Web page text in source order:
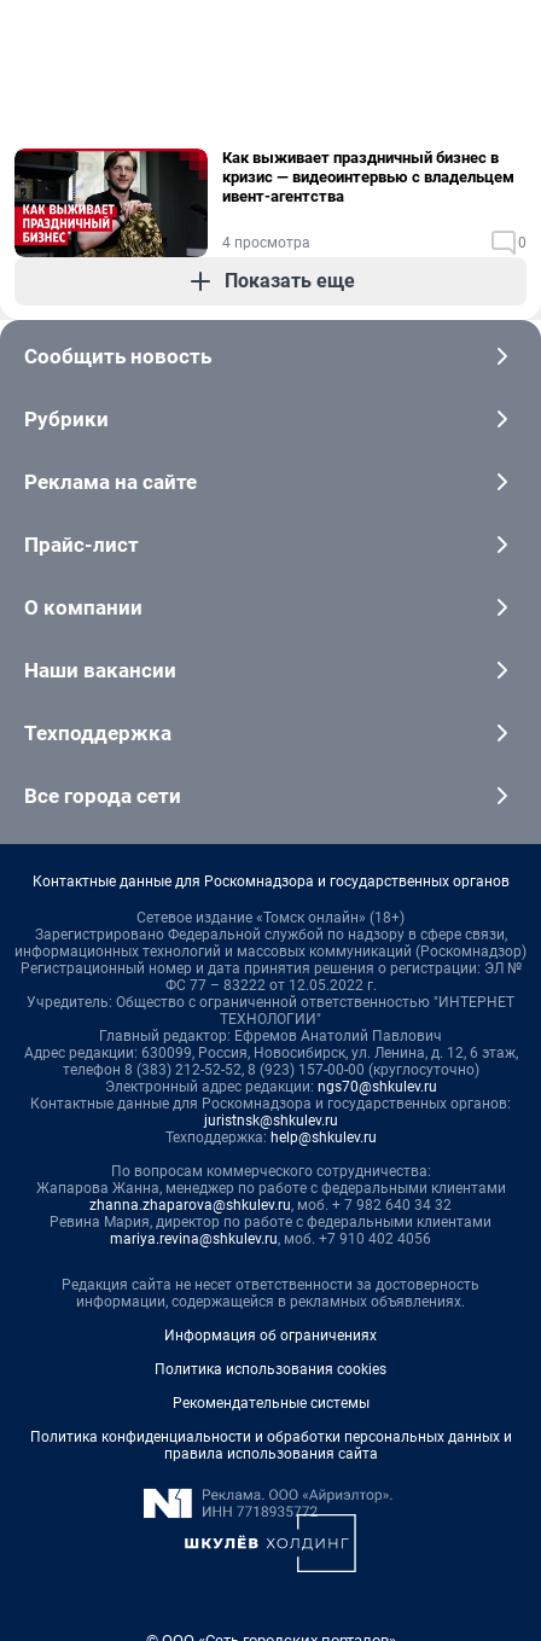
Как выживает праздничный бизнес в
кризис — видеоинтервью с владельцем
ивент-агентства
4 просмотра 0
Показать еще
Сообщить новость
Рубрики
Реклама на сайте
Прайс-лист
О компании
Наши вакансии
Техподдержка
Все города сети
Контактные данные для Роскомнадзора и государственных органов
Сетевое издание «Томск онлайн» (18+)
Зарегистрировано Федеральной службой по надзору в сфере связи,
информационных технологий и массовых коммуникаций (Роскомнадзор)
Регистрационный номер и дата принятия решения о регистрации: ЭЛ №
ФС 77 – 83222 от 12.05.2022 г.
Учредитель: Общество с ограниченной ответственностью "ИНТЕРНЕТ
ТЕХНОЛОГИИ"
Главный редактор: Ефремов Анатолий Павлович
Адрес редакции: 630099, Россия, Новосибирск, ул. Ленина, д. 12, 6 этаж,
телефон 8 (383) 212-52-52, 8 (923) 157-00-00 (круглосуточно)
Электронный адрес редакции: ngs70@shkulev.ru
Контактные данные для Роскомнадзора и государственных органов:
juristnsk@shkulev.ru
Техподдержка: help@shkulev.ru
По вопросам коммерческого сотрудничества:
Жапарова Жанна, менеджер по работе с федеральными клиентами
zhanna.zhaparova@shkulev.ru, моб. + 7 982 640 34 32
Ревина Мария, директор по работе с федеральными клиентами
mariya.revina@shkulev.ru, моб. +7 910 402 4056
Редакция сайта не несет ответственности за достоверность
информации, содержащейся в рекламных объявлениях.
Информация об ограничениях
Политика использования cookies
Рекомендательные системы
Политика конфиденциальности и обработки персональных данных и
правила использования сайта